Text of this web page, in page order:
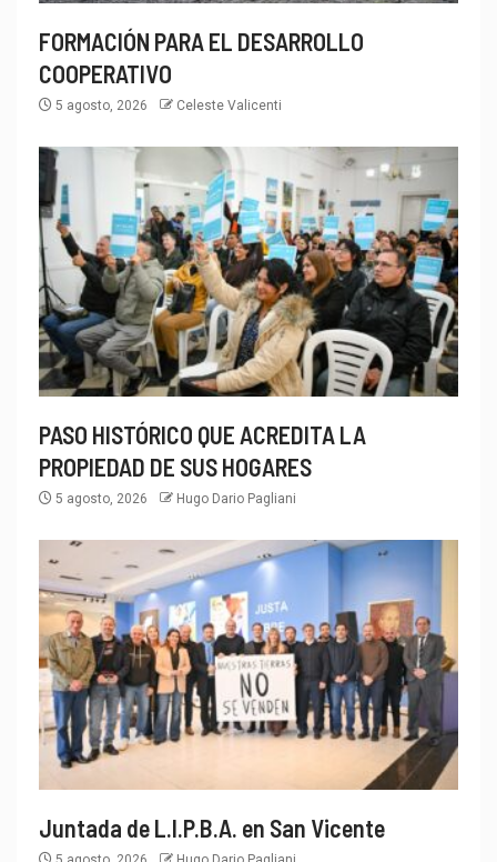
FORMACIÓN PARA EL DESARROLLO
COOPERATIVO
5 agosto, 2026 Celeste Valicenti
PASO HISTÓRICO QUE ACREDITA LA
PROPIEDAD DE SUS HOGARES
5 agosto, 2026 Hugo Dario Pagliani
Juntada de L.I.P.B.A. en San Vicente